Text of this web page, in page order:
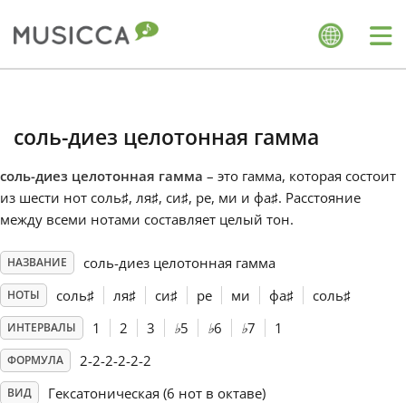
Български
Deutsch
English
соль-диез целотонная гамма
соль-диез целотонная гамма – это гамма, которая состоит
из шести нот соль♯, ля♯, си♯, ре, ми и фа♯. Расстояние
между всеми нотами составляет целый тон.
НАЗВАНИЕ соль-диез целотонная гамма
НОТЫ соль♯ ля♯ си♯ ре ми фа♯ соль♯
ИНТЕРВАЛЫ 1 2 3 ♭5 ♭6 ♭7 1
ФОРМУЛА 2-2-2-2-2-2
ВИД Гексатоническая (6 нот в октаве)